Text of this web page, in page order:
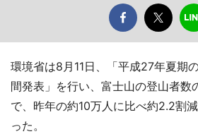
環境省は8月11日、「平成27年夏期
間発表」を行い、富士山の登山者数
で、昨年の約10万人に比べ約2.2割
った。